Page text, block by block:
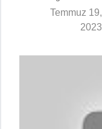
Temmuz 19,
2023